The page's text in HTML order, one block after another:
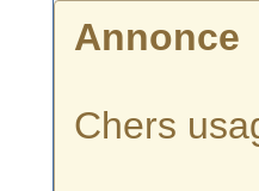
Annonce
Chers